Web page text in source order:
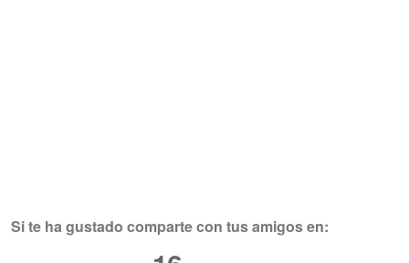
Si te ha gustado comparte con tus amigos en: